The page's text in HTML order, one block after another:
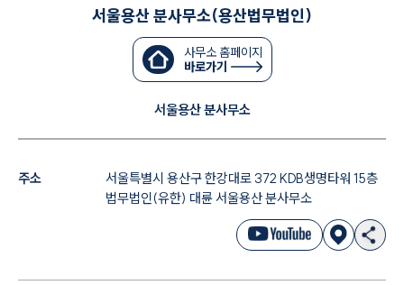
서울용산 분사무소(용산법무법인)
사무소 홈페이지
바로가기
서울용산 분사무소
주소
서울특별시 용산구 한강대로 372 KDB생명타워 15층
법무법인(유한) 대륜 서울용산 분사무소